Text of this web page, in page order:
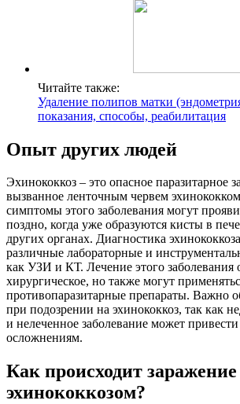
Читайте также:
Удаление полипов матки
показания, способы, реабилитация
Опыт других людей
Эхинококкоз – это опасное паразитарное
вызванное ленточным червем
симптомы этого заболевания могут
поздно, когда уже образуются кисты в
других органах. Диагностика
различные лабораторные и
как УЗИ и КТ. Лечение этого заболевания
хирургическое, но также могут
противопаразитарные препараты. Важно
при подозрении на эхинококкоз, так как
и нелеченное заболевание может
осложнениям.
Как происходит заражение
эхинококкозом?